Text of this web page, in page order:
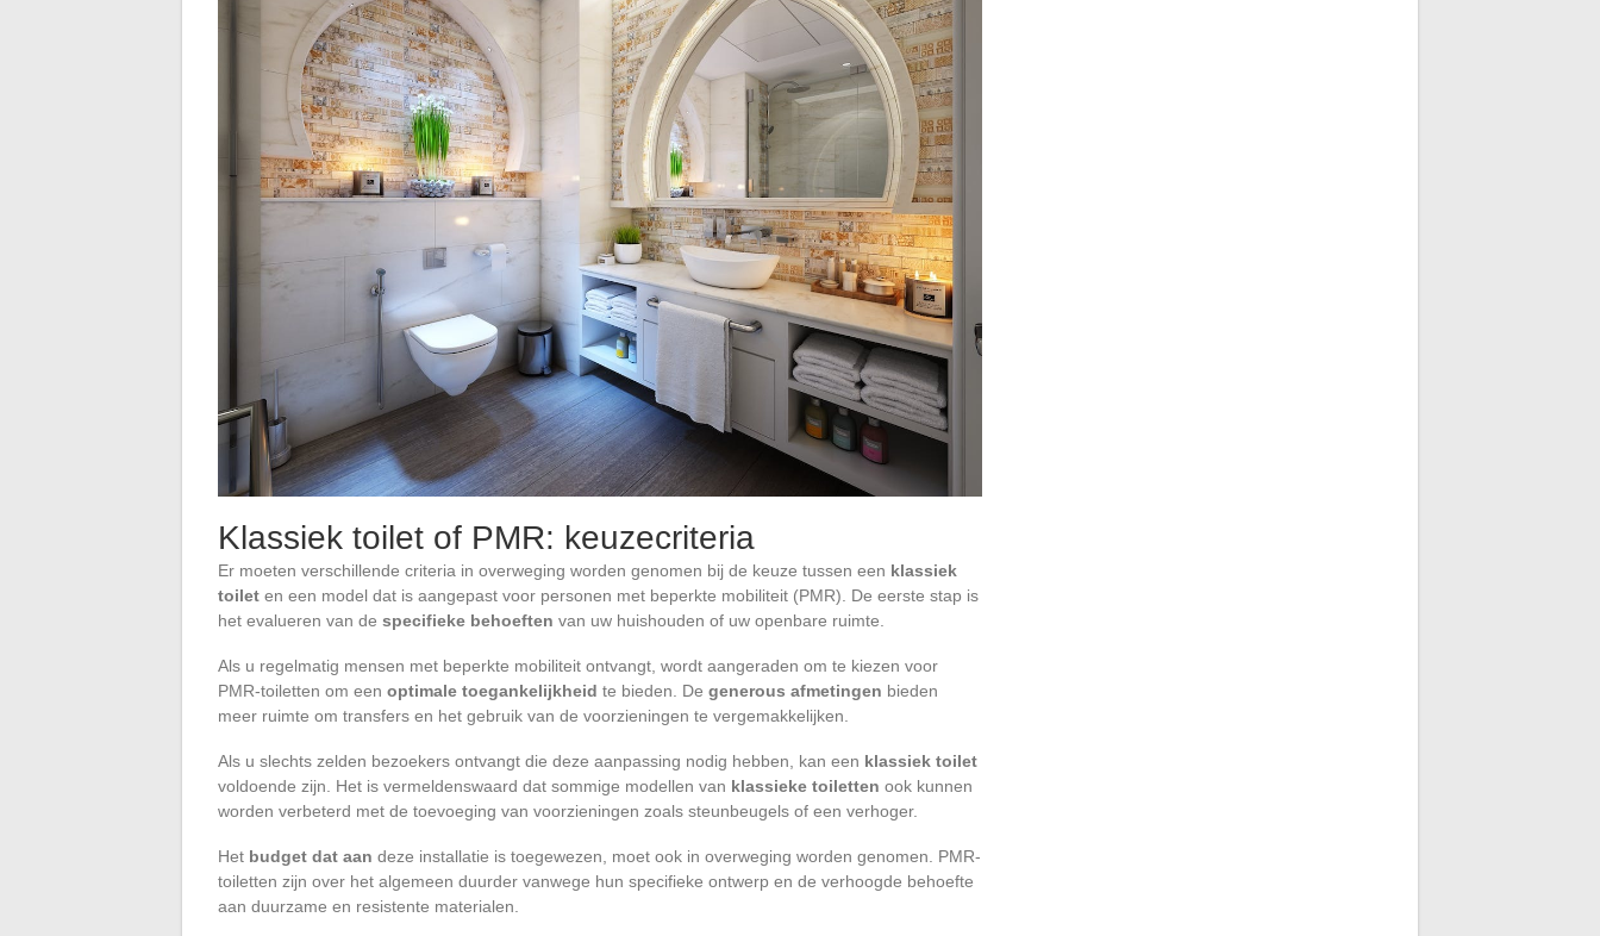
Klassiek toilet of PMR: keuzecriteria
Er moeten verschillende criteria in overweging worden genomen bij de keuze tussen een klassiek
toilet en een model dat is aangepast voor personen met beperkte mobiliteit (PMR). De eerste stap is
het evalueren van de specifieke behoeften van uw huishouden of uw openbare ruimte.
Als u regelmatig mensen met beperkte mobiliteit ontvangt, wordt aangeraden om te kiezen voor
PMR-toiletten om een optimale toegankelijkheid te bieden. De generous afmetingen bieden
meer ruimte om transfers en het gebruik van de voorzieningen te vergemakkelijken.
Als u slechts zelden bezoekers ontvangt die deze aanpassing nodig hebben, kan een klassiek toilet
voldoende zijn. Het is vermeldenswaard dat sommige modellen van klassieke toiletten ook kunnen
worden verbeterd met de toevoeging van voorzieningen zoals steunbeugels of een verhoger.
Het budget dat aan deze installatie is toegewezen, moet ook in overweging worden genomen. PMR-
toiletten zijn over het algemeen duurder vanwege hun specifieke ontwerp en de verhoogde behoefte
aan duurzame en resistente materialen.